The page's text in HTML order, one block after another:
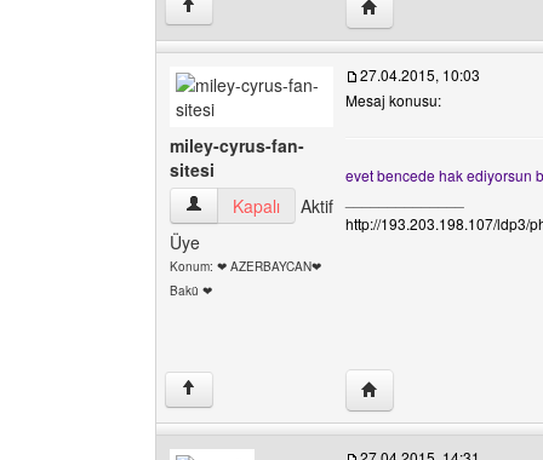
↑ Yazarın web sitesini
miley-cyrus-fan-
sitesi
miley-cyrus-fan-sitesi Kullanıcının profilini
Kapalı
Aktif
Üye
Konum: ❤ AZERBAYCAN❤
Bakü ❤
27.04.2015, 10:03
Mesaj konusu:
evet bencede hak ediyorsun
http://193.203.198.107/ldp3/
↑ Yazarın web sitesini